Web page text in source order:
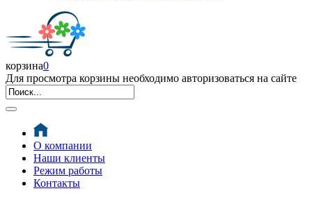
корзина0
Для просмотра корзины необходимо авторизоваться на сайте
О компании
Наши клиенты
Режим работы
Контакты